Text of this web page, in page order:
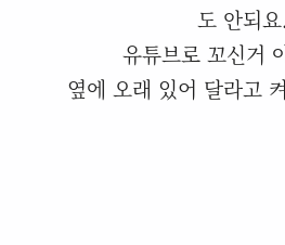
도 안되요.
유튜브로 꼬신거
옆에 오래 있어 달라고